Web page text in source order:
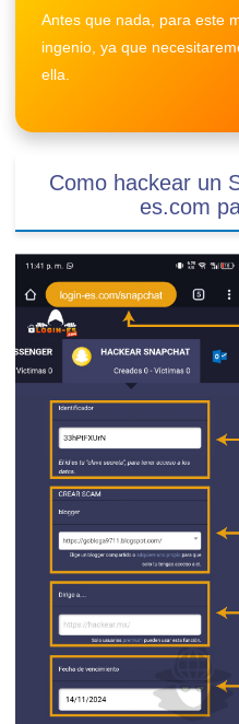
Antes que nada, para este
ingenio, ya que
ella.
Como hackear un
es.com